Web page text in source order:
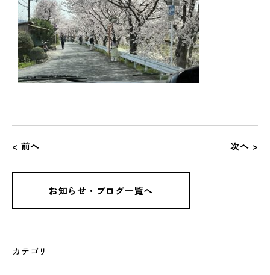
< 前へ 次へ >
お知らせ・ブログ一覧へ
カテゴリ